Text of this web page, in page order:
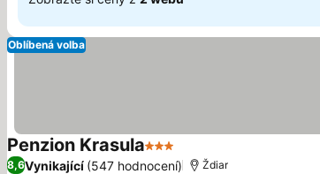
Oblíbená volba
Penzion Krasula3 Počet hvězdiček
8,6Vynikající (547 hodnocení) Ždiar